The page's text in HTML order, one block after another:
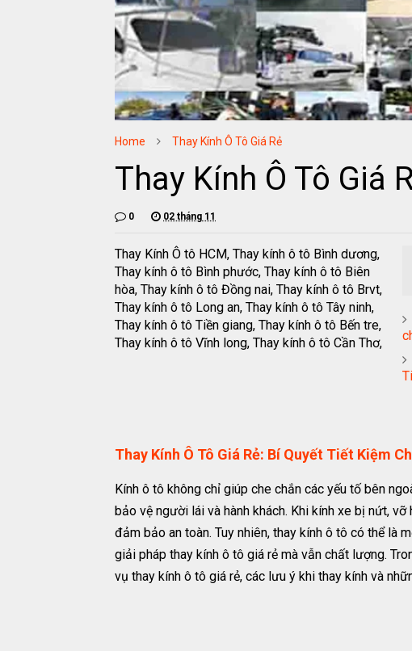
Home Thay Kính Ô Tô Giá Rẻ
Thay Kính Ô Tô Giá
0 02 tháng 11
Thay Kính Ô tô HCM, Thay kính ô tô Bình dương,
Thay kính ô tô Bình phước, Thay kính ô tô Biên
hòa, Thay kính ô tô Đồng nai, Thay kính ô tô Brvt,
Thay kính ô tô Long an, Thay kính ô tô Tây ninh,
Thay kính ô tô Tiền giang, Thay kính ô tô Bến tre,
Thay kính ô tô Vĩnh long, Thay kính ô tô Cần Thơ,
Thay Kính Ô Tô Giá Rẻ: Bí Quyết Tiết Kiệm
Kính ô tô không chỉ giúp che chắn các yếu tố bên
bảo vệ người lái và hành khách. Khi kính xe bị nứt,
đảm bảo an toàn. Tuy nhiên, thay kính ô tô có thể là
giải pháp thay kính ô tô giá rẻ mà vẫn chất lượng.
vụ thay kính ô tô giá rẻ, các lưu ý khi thay kính và